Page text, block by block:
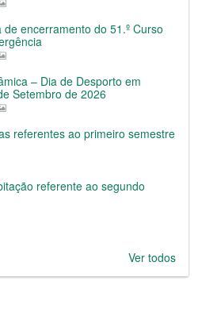
encerramento do 51.º Curso
– Dia de Desporto em
Setembro de 2026
referentes ao primeiro semestre
referente ao segundo
Ver todos